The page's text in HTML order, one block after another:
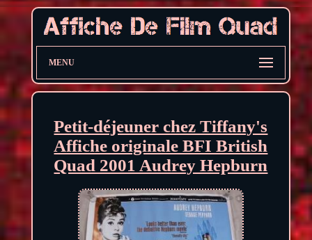
MENU
Petit-déjeuner chez Tiffany's
Affiche originale BFI British
Quad 2001 Audrey Hepburn